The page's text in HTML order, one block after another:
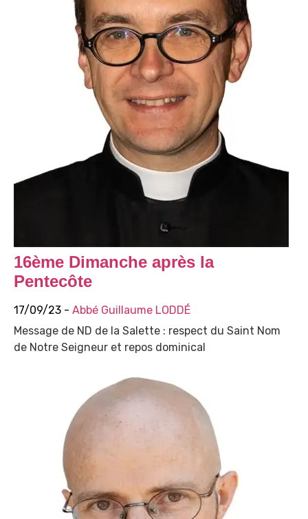
16ème Dimanche après la
Pentecôte
17/09/23 - Abbé Guillaume LODDÉ
Message de ND de la Salette : respect du Saint Nom
de Notre Seigneur et repos dominical